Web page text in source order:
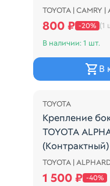
Ограничитель
TOYOTA | CAMRY |
800 ₽ -20% (1
В наличии: 1 шт.
В
Распродажа
TOYOTA
Крепление
TOYOTA
Крепление
TOYOTA |
1 500 ₽ -40%